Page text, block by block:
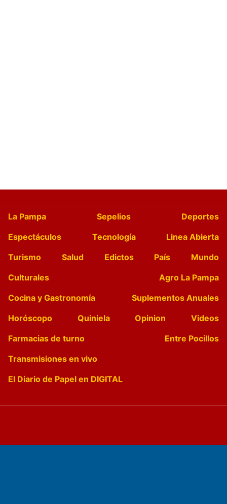
La Pampa Sepelios
Deportes
Espectáculos
Tecnología
Linea Abierta
Turismo
Salud Edictos País
Mundo
Culturales
Agro La Pampa
Cocina y Gastronomía
Suplementos Anuales
Horóscopo
Quiniela Opinion
Videos
Farmacias de turno
Entre Pocillos
Transmisiones en vivo
El Diario de Papel en DIGITAL